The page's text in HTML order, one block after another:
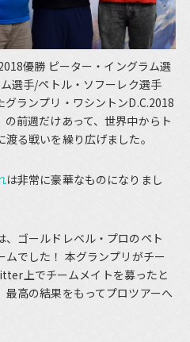
優勝 ピーター・イングラム選
選手/ペトル・ソフーレク選手
ランプリ・ワシントンD.C.2018
前週だけあって、世界中からト
る戦いを繰り広げました。
は非常に豪華なものになりまし
ゴールドレベル・プロのペト
ムでした！ 本グランプリがチー
上でチームメイトを募ったと
高の結果をもってプロツアーへ